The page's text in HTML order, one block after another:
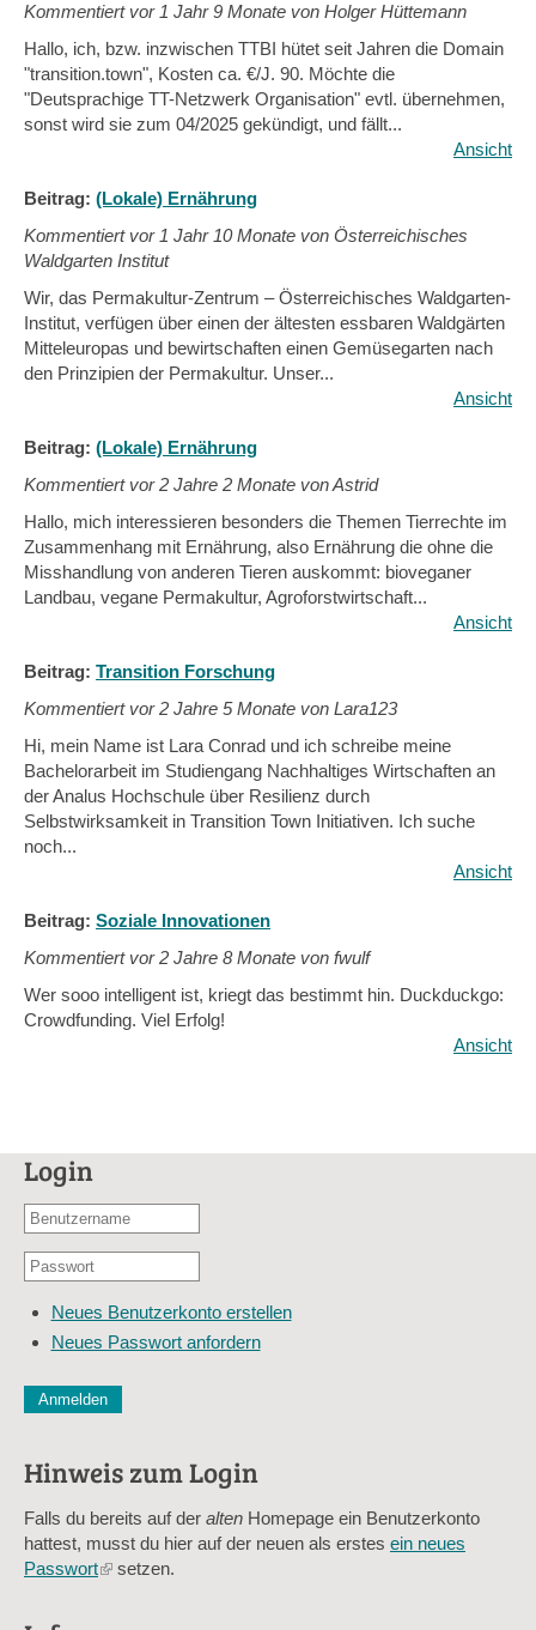
Kommentiert vor 1 Jahr 9 Monate von Holger Hüttemann
Hallo, ich, bzw. inzwischen TTBI hütet seit Jahren die Domain
"transition.town", Kosten ca. €/J. 90. Möchte die
"Deutsprachige TT-Netzwerk Organisation" evtl. übernehmen,
sonst wird sie zum 04/2025 gekündigt, und fällt...
Ansicht
Beitrag: (Lokale) Ernährung
Kommentiert vor 1 Jahr 10 Monate von Österreichisches
Waldgarten Institut
Wir, das Permakultur-Zentrum – Österreichisches Waldgarten-
Institut, verfügen über einen der ältesten essbaren Waldgärten
Mitteleuropas und bewirtschaften einen Gemüsegarten nach
den Prinzipien der Permakultur. Unser...
Ansicht
Beitrag: (Lokale) Ernährung
Kommentiert vor2 Jahre 2 Monate von Astrid
Hallo, mich interessieren besonders die Themen Tierrechte im
Zusammenhang mit Ernährung, also Ernährung die ohne die
Misshandlung von anderen Tieren auskommt: bioveganer
Landbau, vegane Permakultur, Agroforstwirtschaft...
Ansicht
Beitrag: Transition Forschung
Kommentiert vor2 Jahre 5 Monate von Lara123
Hi, mein Name ist Lara Conrad und ich schreibe meine
Bachelorarbeit im Studiengang Nachhaltiges Wirtschaften an
der Analus Hochschule über Resilienz durch
Selbstwirksamkeit in Transition Town Initiativen. Ich suche
noch...
Ansicht
Beitrag: Soziale Innovationen
Kommentiert vor2 Jahre 8 Monate von fwulf
Wer sooo intelligent ist, kriegt das bestimmt hin. Duckduckgo:
Crowdfunding. Viel Erfolg!
Ansicht
Login
Benutzername
E-
Adresse
Passwort
Neues Benutzerkonto erstellen
Neues Passwort anfordern
Diese Sicherheitsfrage überprüft, ob Sie ein menschlicher
Sag mir nicht, wie viele Sternlein stehen
Hinweis zum Login
Falls du bereits auf der alten Homepage ein Benutzerkonto
hattest, musst du hier auf der neuen als erstes ein neues
Passwort(linksetzen.